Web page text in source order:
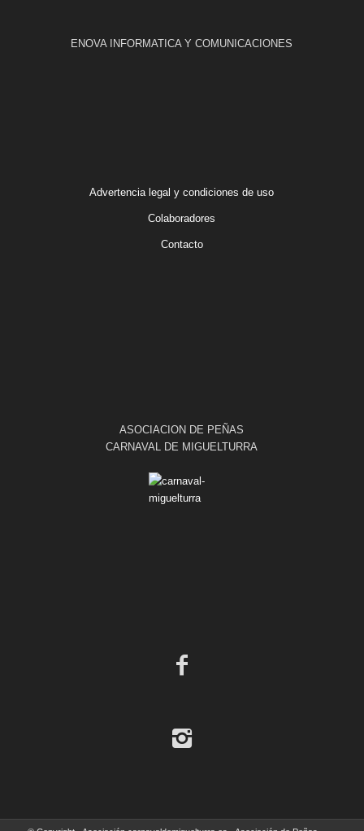
ENOVA INFORMATICA Y COMUNICACIONES
Advertencia legal y condiciones de uso
Colaboradores
Contacto
ASOCIACION DE PEÑAS
CARNAVAL DE MIGUELTURRA